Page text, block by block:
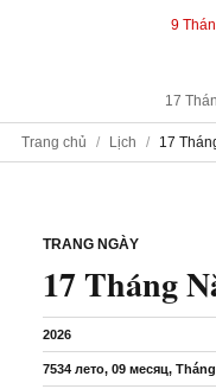
9
17
Trang chủ Lịch 17
TRANG NGÀY
17 Tháng
2026
7534 лето, 09 месяц,